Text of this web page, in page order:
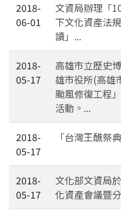
2018-
06-01
文資局辦理「
下文化資產法
讀」...
2018-
05-17
高雄市立歷史
雄市役所(高雄
颱風修復工程
活動。...
2018-
05-17
「台灣王醮祭
2018-
05-17
文化部文資局
化資產會議暨